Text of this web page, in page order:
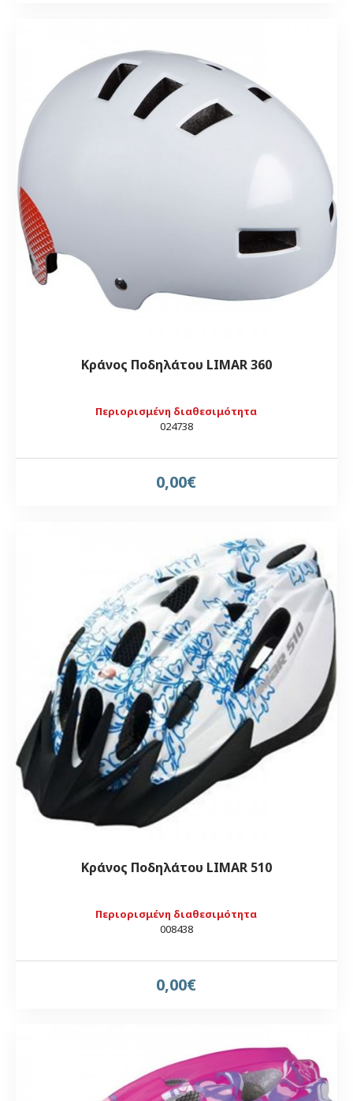
Περιορισμένη διαθεσιμότητα
024738
Κράνος Ποδηλάτου LIMAR 360
0,00€
Περιορισμένη διαθεσιμότητα
008438
Κράνος Ποδηλάτου LIMAR 510
0,00€